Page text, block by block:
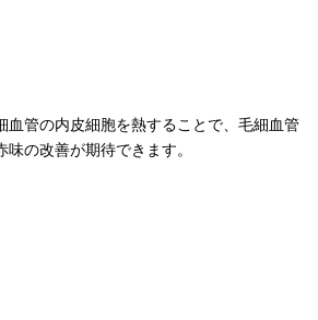
血管の内皮細胞を熱することで、毛細血管
の改善が期待できます。